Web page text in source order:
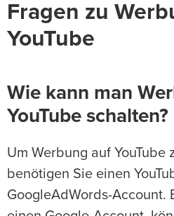
Fragen zu
YouTube
Wie kann man
YouTube schalten?
Um Werbung auf YouTube
benötigen Sie einen
GoogleAdWords-Account.